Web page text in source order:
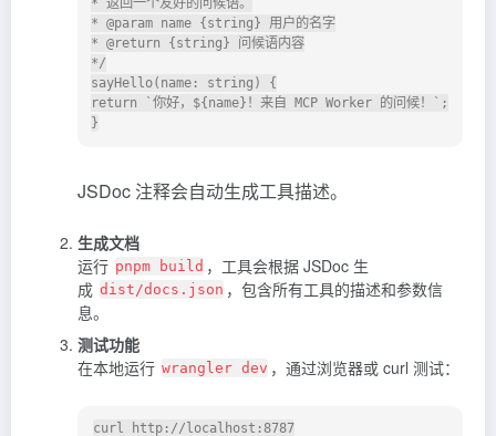
* 返回一个友好的问候语。
* @param name {string} 用户的名字
* @return {string} 问候语内容
*/
sayHello(name: string) {
return `你好，${name}！来自 MCP Worker 的问候！`;
JSDoc 注释会自动生成工具描述。
生成文档
运行 pnpm build ，工具会根据 JSDoc 生
成 dist/docs.json ，包含所有工具的描述和参数信
息。
测试功能
在本地运行 wrangler dev ，通过浏览器或 curl 测试：